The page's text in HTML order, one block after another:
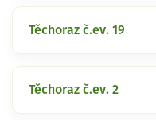
Těchoraz č.ev. 19
Těchoraz č.ev. 2